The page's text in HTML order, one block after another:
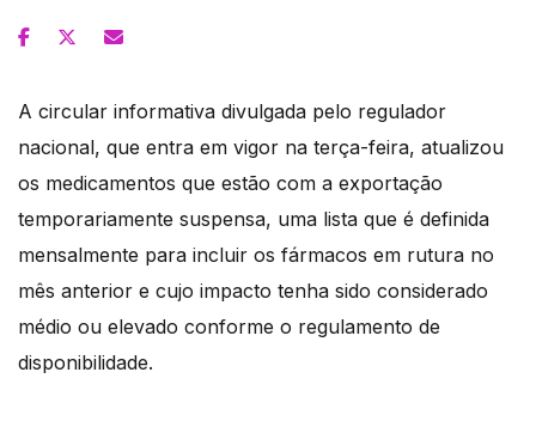
A circular informativa divulgada pelo regulador
nacional, que entra em vigor na terça-feira, atualizou
os medicamentos que estão com a exportação
temporariamente suspensa, uma lista que é definida
mensalmente para incluir os fármacos em rutura no
mês anterior e cujo impacto tenha sido considerado
médio ou elevado conforme o regulamento de
disponibilidade.